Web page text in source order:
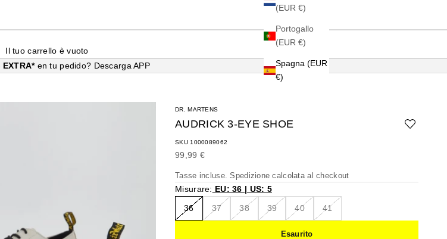
(EUR €)
Portogallo
(EUR €)
Spagna (EUR
€)
Il tuo carrello è vuoto
EXTRA* en tu pedido? Descarga APP
DR. MARTENS
AUDRICK 3-EYE SHOE
SKU 1000089062
Prezzo scontato
99,99 €
Tasse incluse.Spedizione calcolata al checkout
Misurare: EU: 36 | US: 5
36 37 38 39 40 41
Esaurito